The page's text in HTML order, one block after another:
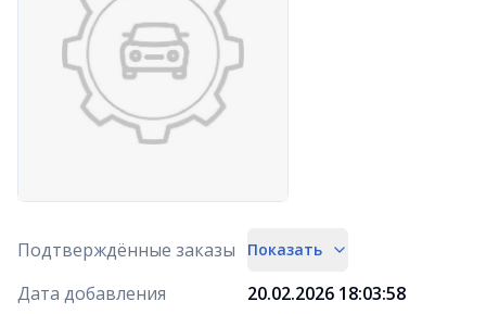
Подтверждённые заказы Показать
Дата добавления
20.02.2026 18:03:58